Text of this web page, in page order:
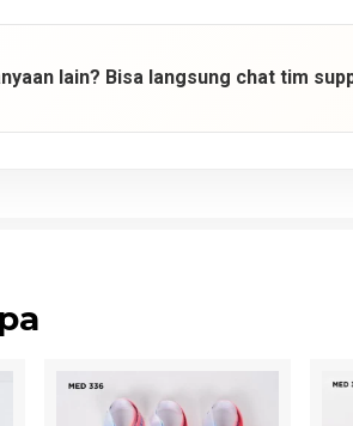
lain? Bisa langsung chat tim